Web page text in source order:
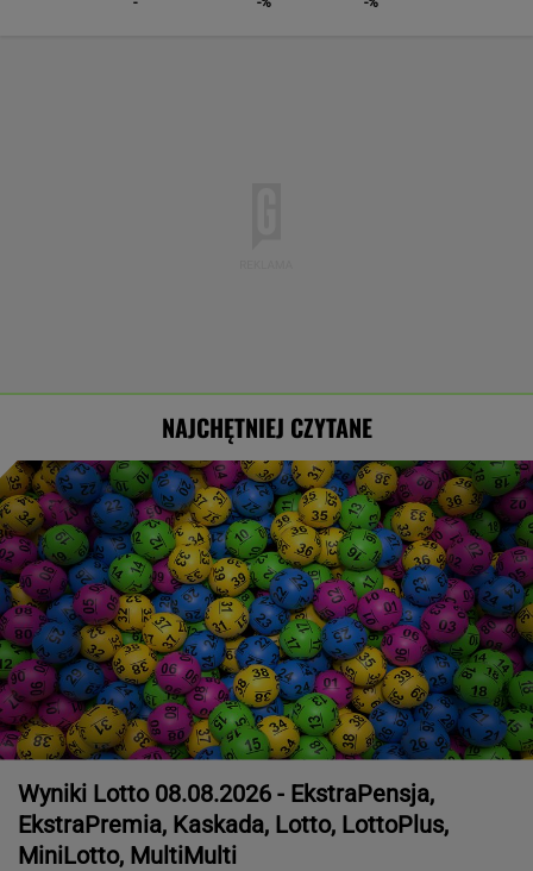
NAJCHĘTNIEJ CZYTANE
Wyniki Lotto 08.08.2026 - EkstraPensja,
EkstraPremia, Kaskada, Lotto, LottoPlus,
MiniLotto, MultiMulti